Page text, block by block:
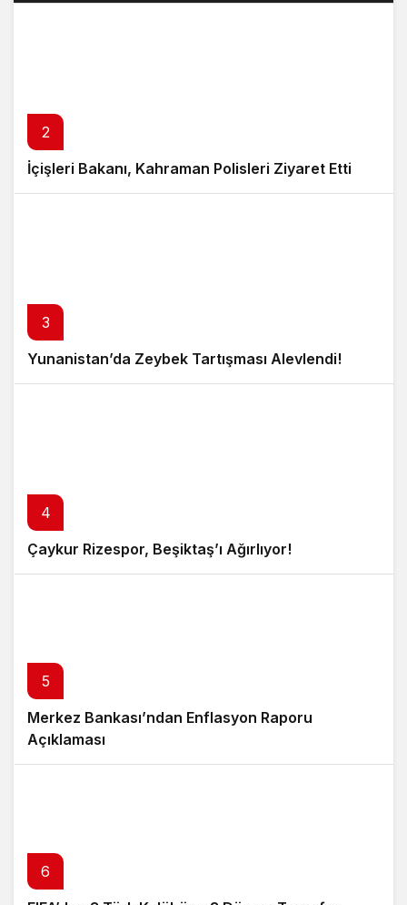
2
İçişleri Bakanı, Kahraman Polisleri Ziyaret Etti
3
Yunanistan’da Zeybek Tartışması Alevlendi!
4
Çaykur Rizespor, Beşiktaş’ı Ağırlıyor!
5
Merkez Bankası’ndan Enflasyon Raporu
Açıklaması
6